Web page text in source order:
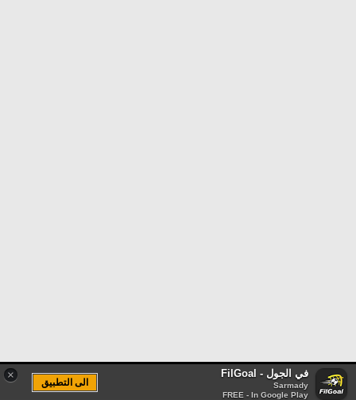
× في الجول - FilGoal
Sarmady
FREE - In Google Play
الى التطبيق